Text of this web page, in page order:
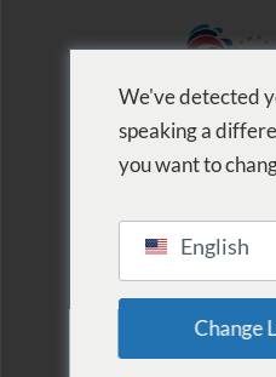
We've detected
speaking a
you want to
English
Change